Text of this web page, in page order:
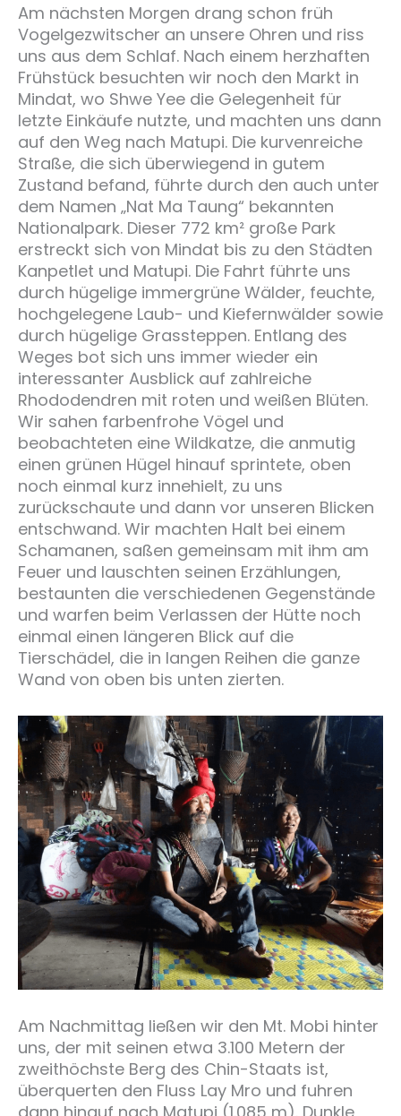
Am nächsten Morgen drang schon früh
Vogelgezwitscher an unsere Ohren und riss
uns aus dem Schlaf. Nach einem herzhaften
Frühstück besuchten wir noch den Markt in
Mindat, wo Shwe Yee die Gelegenheit für
letzte Einkäufe nutzte, und machten uns dann
auf den Weg nach Matupi. Die kurvenreiche
Straße, die sich überwiegend in gutem
Zustand befand, führte durch den auch unter
dem Namen „Nat Ma Taung“ bekannten
Nationalpark. Dieser 772 km² große Park
erstreckt sich von Mindat bis zu den Städten
Kanpetlet und Matupi. Die Fahrt führte uns
durch hügelige immergrüne Wälder, feuchte,
hochgelegene Laub- und Kiefernwälder sowie
durch hügelige Grassteppen. Entlang des
Weges bot sich uns immer wieder ein
interessanter Ausblick auf zahlreiche
Rhododendren mit roten und weißen Blüten.
Wir sahen farbenfrohe Vögel und
beobachteten eine Wildkatze, die anmutig
einen grünen Hügel hinauf sprintete, oben
noch einmal kurz innehielt, zu uns
zurückschaute und dann vor unseren Blicken
entschwand. Wir machten Halt bei einem
Schamanen, saßen gemeinsam mit ihm am
Feuer und lauschten seinen Erzählungen,
bestaunten die verschiedenen Gegenstände
und warfen beim Verlassen der Hütte noch
einmal einen längeren Blick auf die
Tierschädel, die in langen Reihen die ganze
Wand von oben bis unten zierten.
Am Nachmittag ließen wir den Mt. Mobi hinter
uns, der mit seinen etwa 3.100 Metern der
zweithöchste Berg des Chin-Staats ist,
überquerten den Fluss Lay Mro und fuhren